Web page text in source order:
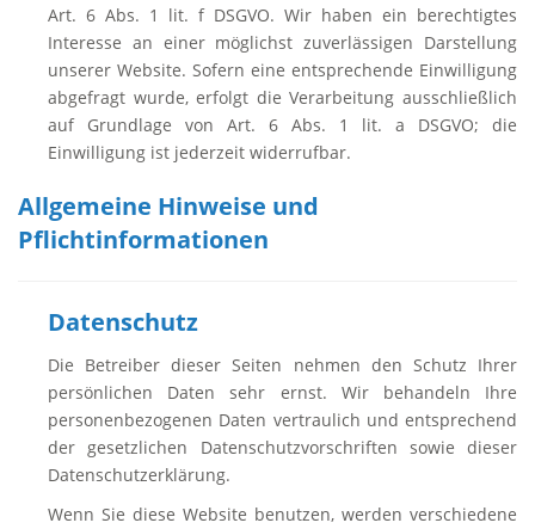
Art. 6 Abs. 1 lit. f DSGVO. Wir haben ein berechtigtes
Interesse an einer möglichst zuverlässigen Darstellung
unserer Website. Sofern eine entsprechende Einwilligung
abgefragt wurde, erfolgt die Verarbeitung ausschließlich
auf Grundlage von Art. 6 Abs. 1 lit. a DSGVO; die
Einwilligung ist jederzeit widerrufbar.
Allgemeine Hinweise und
Pflichtinformationen
Datenschutz
Die Betreiber dieser Seiten nehmen den Schutz Ihrer
persönlichen Daten sehr ernst. Wir behandeln Ihre
personenbezogenen Daten vertraulich und entsprechend
der gesetzlichen Datenschutzvorschriften sowie dieser
Datenschutzerklärung.
Wenn Sie diese Website benutzen, werden verschiedene